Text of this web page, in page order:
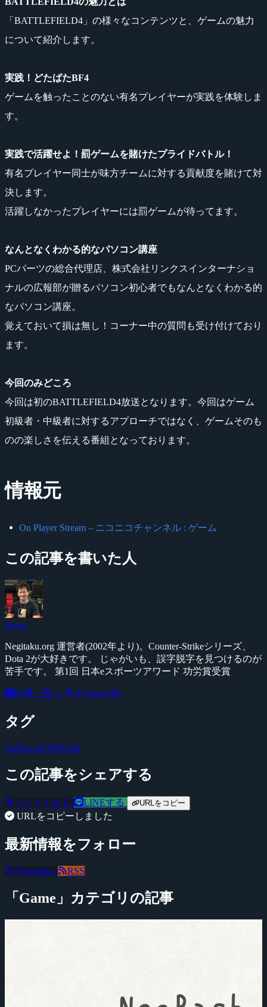
「BATTLEFIELD4」の様々なコンテンツと、ゲームの魅力
について紹介します。
実践！どたばたBF4
ゲームを触ったことのない有名プレイヤーが実践を体験しま
す。
実践で活躍せよ！罰ゲームを賭けたプライドバトル！
有名プレイヤー同士が味方チームに対する貢献度を賭けて対
決します。
活躍しなかったプレイヤーには罰ゲームが待ってます。
なんとなくわかる的なパソコン講座
PCパーツの総合代理店、株式会社リンクスインターナショ
ナルの広報部が贈るパソコン初心者でもなんとなくわかる的
なパソコン講座。
覚えておいて損は無し！コーナー中の質問も受け付けており
ます。
今回のみどころ
今回は初のBATTLEFIELD4放送となります。今回はゲーム
初級者・中級者に対するアプローチではなく、ゲームそのも
のの楽しさを伝える番組となっております。
情報元
On Player Stream – ニコニコチャンネル : ゲーム
この記事を書いた人
Yossy
Negitaku.org 運営者(2002年より)。Counter-Strikeシリーズ、
Dota 2が大好きです。 じゃがいも、誤字脱字を見つけるのが
苦手です。 第1回 日本eスポーツアワード 功労賞受賞
記事一覧へ @YossyFPS
タグ
OnPlayerSTREAM
この記事をシェアする
ツイートする LINEする URLをコピー
URLをコピーしました
最新情報をフォロー
@negitaku RSS
「Game」カテゴリの記事